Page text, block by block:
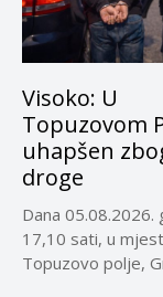
Visoko: U
Topuzovom
uhapšen
droge
Dana 05.08.2026.
17,10 sati, u
Topuzovo polje,